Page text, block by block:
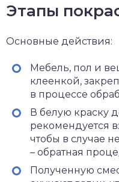
Этапы
Основные действия:
Мебель, пол и
клеенкой,
в процессе
В белую краску
рекомендуется
чтобы в случае
– обратная
Полученную